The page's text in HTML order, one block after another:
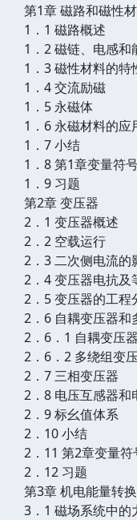
第1章 磁路和磁性
1．1 磁路概述
1．2 磁链、电感和
1．3 磁性材料的特
1．4 交流励磁
1．5 永磁体
1．6 永磁材料的应
1．7 小结
1．8 第1章变量符
1．9 习题
第2章 变压器
2．1 变压器概述
2．2 空载运行
2．3 二次侧电流的
2．4 变压器电抗及
2．5 变压器的工程
2．6 自耦变压器和
2．6．1 自耦变压器
2．6．2 多绕组变
2．7 三相变压器
2．8 电压互感器和
2．9 标幺值体系
2．10 小结
2．11 第2章变量符
2．12 习题
第3章 机电能量转
3．1 磁场系统中的